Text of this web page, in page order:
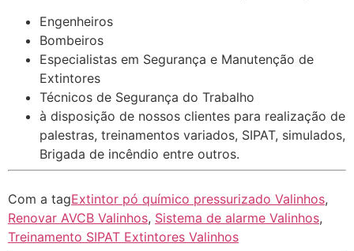
Engenheiros
Bombeiros
Especialistas em Segurança e Manutenção de
Extintores
Técnicos de Segurança do Trabalho
à disposição de nossos clientes para realização de
palestras, treinamentos variados, SIPAT, simulados,
Brigada de incêndio entre outros.
Com a tagExtintor pó químico pressurizado Valinhos,
Renovar AVCB Valinhos, Sistema de alarme Valinhos,
Treinamento SIPAT Extintores Valinhos